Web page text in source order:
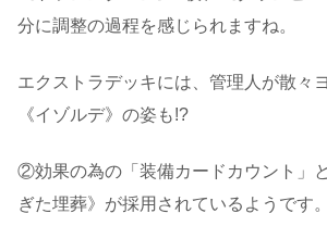
分に調整の過程を感じられますね。
エクストラデッキには、管理人が散々
《イゾルデ》の姿も!?
②効果の為の「装備カードカウント」
ぎた埋葬》が採用されているようです